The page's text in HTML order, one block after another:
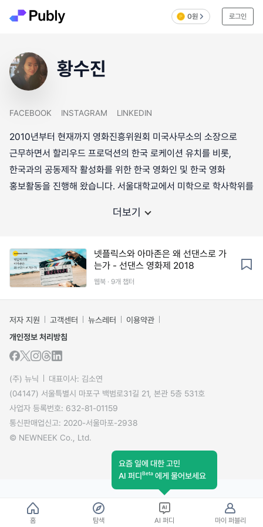
0원 로그인
황수진
FACEBOOK INSTAGRAM LINKEDIN
2010년부터 현재까지 영화진흥위원회 미국사무소의 소장으로
근무하면서 할리우드 프로덕션의 한국 로케이션 유치를 비롯,
한국과의 공동제작 활성화를 위한 한국 영화인 및 한국 영화
홍보활동을 진행해 왔습니다. 서울대학교에서 미학으로 학사학위를
더보기
넷플릭스와 아마존은 왜 선댄스로 가
는가 - 선댄스 영화제 2018
웹북 · 9개 챕터
저자 지원 고객센터 뉴스레터
이용약관
개인정보 처리방침
(주) 뉴닉
대표이사: 김소연
(04147) 서울특별시 마포구 백범로31길 21, 본관 5층 531호
사업자 등록번호: 632-81-01159
통신판매업신고: 2020-서울마포-2938
© NEWNEEK Co., Ltd.
홈 탐색
요즘 일에 대한 고민
AI 퍼디Beta 에게 물어보세요
AI 퍼디 마이 퍼블리